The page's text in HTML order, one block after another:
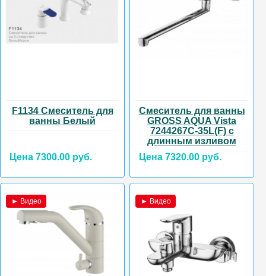
F1134 Смеситель для
ванны Белый
Цена 7300.00 руб.
Смеситель для ванны
GROSS AQUA Vista
7244267C-35L(F) с
длинным изливом
Цена 7320.00 руб.
► Видео ► Видео